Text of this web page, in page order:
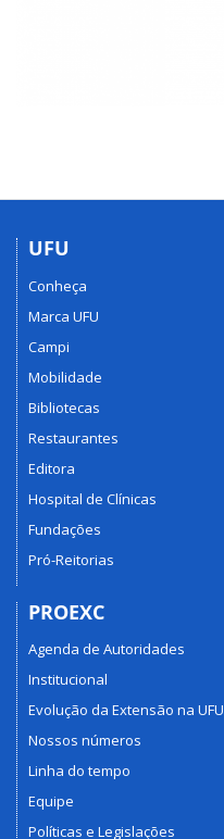
UFU
Conheça
Marca UFU
Campi
Mobilidade
Bibliotecas
Restaurantes
Editora
Hospital de Clínicas
Fundações
Pró-Reitorias
PROEXC
Agenda de Autoridades
Institucional
Evolução da Extensão na UFU
Nossos números
Linha do tempo
Equipe
Políticas e Legislações